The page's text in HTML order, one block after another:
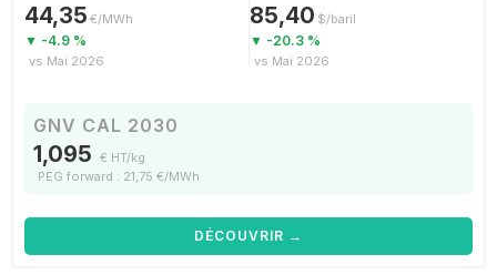
44,35 €/MWh
▼ -4.9 %
vs Mai 2026
85,40 $/baril
▼ -20.3 %
vs Mai 2026
GNV CAL 2030
1,095 € HT/kg
PEG forward : 21,75 €/MWh
DÉCOUVRIR →